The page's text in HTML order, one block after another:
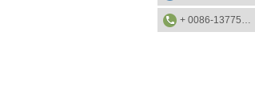
+ 0086-13775232023